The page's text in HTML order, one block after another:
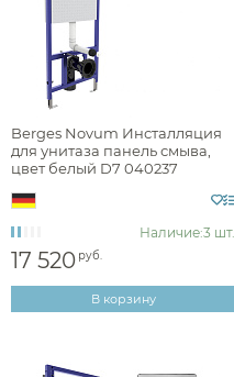
Berges Novum Инсталляция
для унитаза панель смыва,
цвет белый D7 040237
Наличие:3 шт.
17 520 руб.
В корзину